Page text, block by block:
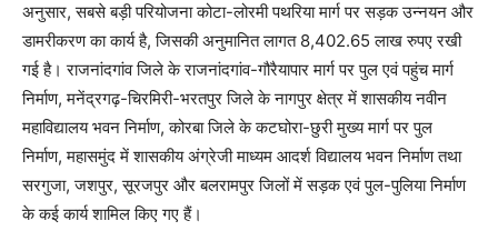
अनुसार, सबसे बड़ी परियोजना कोटा-लोरमी पथरिया मार्ग पर सड़क उन्नयन और
डामरीकरण का कार्य है, जिसकी अनुमानित लागत 8,402.65 लाख रुपए रखी
गई है। राजनांदगांव जिले के राजनांदगांव-गौरैयापार मार्ग पर पुल एवं पहुंच मार्ग
निर्माण, मनेंद्रगढ़-चिरमिरी-भरतपुर जिले के नागपुर क्षेत्र में शासकीय नवीन
महाविद्यालय भवन निर्माण, कोरबा जिले के कटघोरा-छुरी मुख्य मार्ग पर पुल
निर्माण, महासमुंद में शासकीय अंग्रेजी माध्यम आदर्श विद्यालय भवन निर्माण तथा
सरगुजा, जशपुर, सूरजपुर और बलरामपुर जिलों में सड़क एवं पुल-पुलिया निर्माण
के कई कार्य शामिल किए गए हैं।